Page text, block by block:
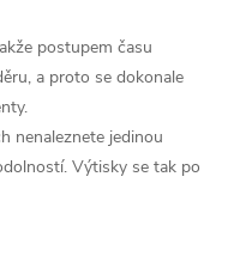
postupem času
a proto se dokonale
nenaleznete jedinou
Výtisky se tak po